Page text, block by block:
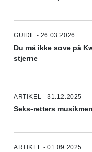
GUIDE - 26.03.2026
Du må ikke sove på
stjerne
ARTIKEL - 31.12.2025
Seks-retters
ARTIKEL - 01.09.2025